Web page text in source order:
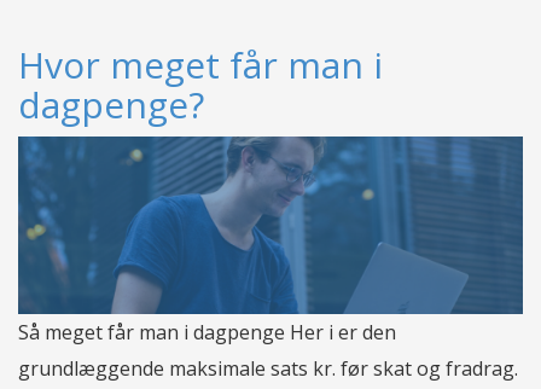
Hvor meget får man i
dagpenge?
Så meget får man i dagpenge Her i er den
grundlæggende maksimale sats kr. før skat og fradrag.